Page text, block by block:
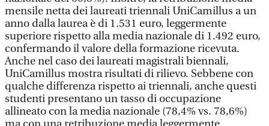
mensile netta dei laureati triennali UniCamillus a un
anno dalla laurea è di 1.531 euro, leggermente
superiore rispetto alla media nazionale di 1.492 euro,
confermando il valore della formazione ricevuta.
Anche nel caso dei laureati magistrali biennali,
UniCamillus mostra risultati di rilievo. Sebbene con
qualche differenza rispetto ai triennali, anche questi
studenti presentano un tasso di occupazione
allineato con la media nazionale (78,4% vs. 78,6%)